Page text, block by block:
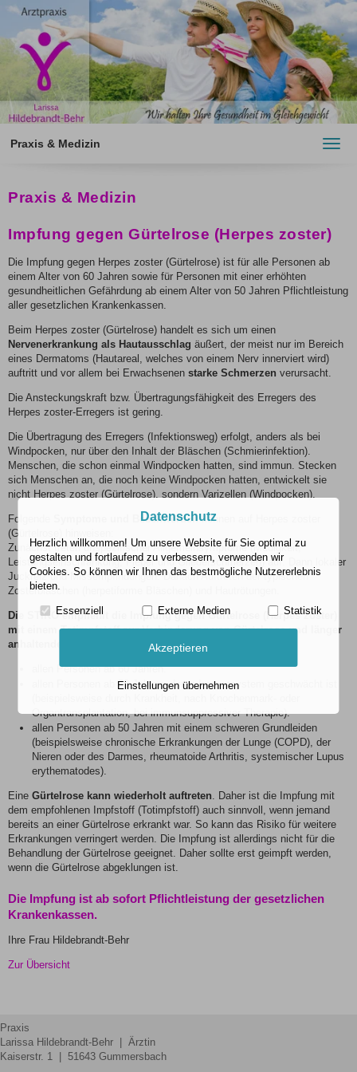
Praxis & Medizin
Praxis & Medizin
Impfung gegen Gürtelrose (Herpes zoster)
Die Impfung gegen Herpes zoster (Gürtelrose) ist für alle Personen ab
einem Alter von 60 Jahren sowie für Personen mit einer erhöhten
gesundheitlichen Gefährdung ab einem Alter von 50 Jahren Pflichtleistung
aller gesetzlichen Krankenkassen.
Beim Herpes zoster (Gürtelrose) handelt es sich um einen
Nervenerkrankung als Hautausschlag äußert, der meist nur im Bereich
eines Dermatoms (Hautareal, welches von einem Nerv innerviert wird)
auftritt und vor allem bei Erwachsenen starke Schmerzen verursacht.
Die Ansteckungskraft bzw. Übertragungsfähigkeit des Erregers des
Herpes zoster-Erregers ist gering.
Die Übertragung des Erregers (Infektionsweg) erfolgt, anders als bei
Windpocken, nur über den Inhalt der Bläschen (Schmierinfektion).
Menschen, die schon einmal Windpocken hatten, sind immun. Stecken
sich Menschen an, die noch keine Windpocken hatten, entwickelt sie
nicht Herpes zoster (Gürtelrose), sondern Varizellen (Windpocken).
Folgende Symptome und Beschwerdenkönnen auf Herpes zoster
(Gürtelrose) hinweisen:
Zunächst treten unspezifischer Allgemeinsymptome (Müdigkeit,
Leistungseinschränkung, Fieber und Gliederschmerzen) auf. Dann lokaler
Juckreiz und Missempfindungen. Danach Auftreten der typischen
Zosterbläschen (herpetiforme Bläschen) und Hautrötungen.
Die STIKO empfiehlt die Impfung gegen Gürtelrose (Herpes zoster)
mit einem Totimpfstoff zur Verhinderung von Gürtelrose und länger
anhaltenden Nervenschmerzen:
allen Personen ab 60 Jahren.
allen Personen ab 50 Jahren, deren Immunsystem geschwächt ist
Organtransplantation, bei immunsuppressiver Therapie).
allen Personen ab 50 Jahren mit einem schweren Grundleiden
(beispielsweise chronische Erkrankungen der Lunge (COPD), der
Nieren oder des Darmes, rheumatoide Arthritis, systemischer Lupus
erythematodes).
Eine Gürtelrose kann wiederholt auftreten. Daher ist die Impfung mit
dem empfohlenen Impfstoff (Totimpfstoff) auch sinnvoll, wenn jemand
bereits an einer Gürtelrose erkrankt war. So kann das Risiko für weitere
Erkrankungen verringert werden. Die Impfung ist allerdings nicht für die
Behandlung der Gürtelrose geeignet. Daher sollte erst geimpft werden,
wenn die Gürtelrose abgeklungen ist.
Die Impfung ist ab sofort Pflichtleistung der gesetzlichen
Krankenkassen.
Ihre Frau Hildebrandt-Behr
Zur Übersicht
Praxis
Larissa Hildebrandt-Behr | Ärztin
Kaiserstr. 1 | 51643 Gummersbach
Datenschutz
Herzlich willkommen! Um unsere Website für Sie optimal zu
gestalten und fortlaufend zu verbessern, verwenden wir
Cookies. So können wir Ihnen das bestmögliche Nutzererlebnis
bieten.
Essenziell Externe Medien Statistik
Akzeptieren
Einstellungen übernehmen